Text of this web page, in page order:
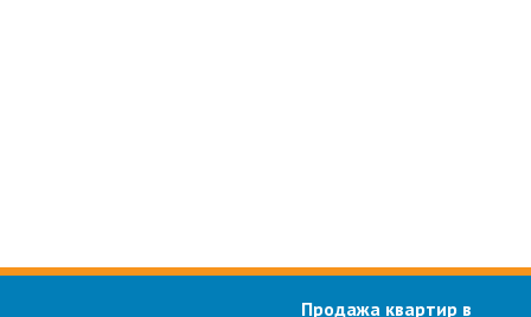
Продажа квартир в